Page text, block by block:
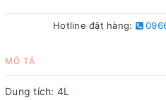
Hotline đặt hàng:
MÔ TẢ
Dung tích: 4L